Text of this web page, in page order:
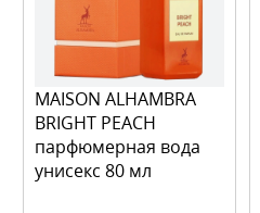
MAISON ALHAMBRA
BRIGHT PEACH
парфюмерная вода
унисекс 80 мл